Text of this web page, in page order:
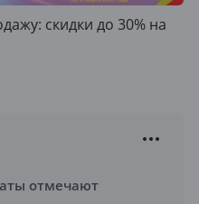
скидки до 30% на
отмечают